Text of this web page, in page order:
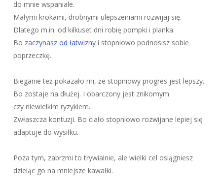
do mnie wspaniale.
Małymi krokami, drobnymi ulepszeniami rozwijaj się.
Dlatego m.in. od kilkuset dni robię pompki i planka.
Bo zaczynasz od łatwiznyi stopniowo podnosisz sobie
poprzeczkę.
Bieganie też pokazało mi, że stopniowy progres jest lepszy.
Bo zostaje na dłużej. I obarczony jest znikomym
czy niewielkim ryzykiem.
Zwłaszcza kontuzji. Bo ciało stopniowo rozwijane lepiej się
adaptuje do wysiłku.
Poza tym, zabrzmi to trywialnie, ale wielki cel osiągniesz
dzieląc go na mniejsze kawałki.